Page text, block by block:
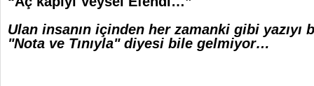
Ulan insanın içinden her zamanki gibi yazıyı
"Nota ve Tınıyla" diyesi bile gelmiyor…